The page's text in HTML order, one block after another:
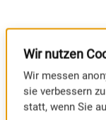
Wir nutzen
Wir messen
sie verbessern
statt, wenn Sie